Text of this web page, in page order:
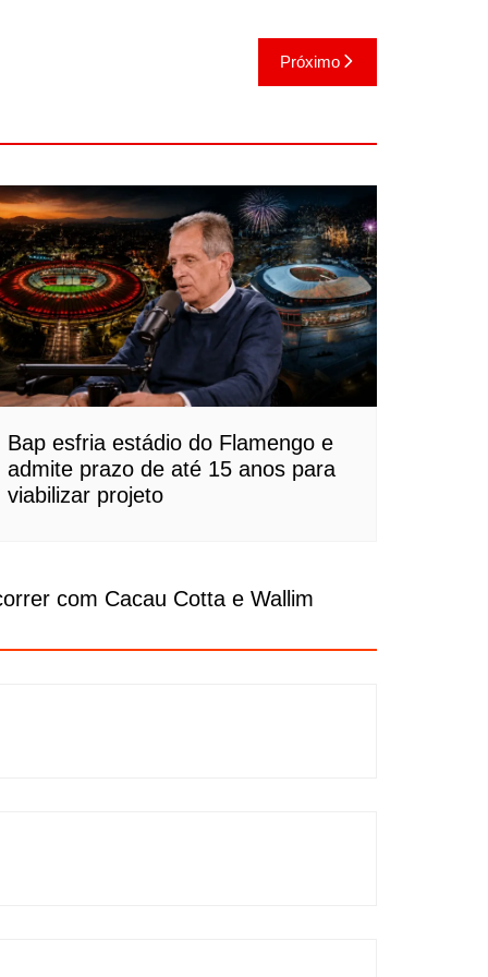
Próximo
Bap esfria estádio do Flamengo e
admite prazo de até 15 anos para
viabilizar projeto
com Cacau Cotta e Wallim